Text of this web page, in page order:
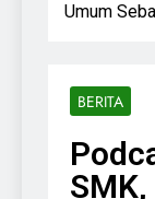
Umum
BERITA